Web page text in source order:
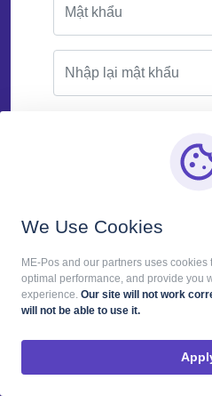
Bằng cách nhấp vào
Điều khoản sử dụng
We Use Cookies
ME-Pos and our partners uses
optimal performance, and provide you
experience. Our site will not work
will not be able to use it.